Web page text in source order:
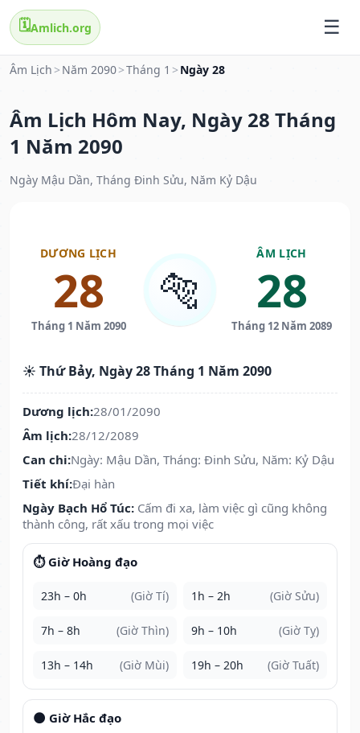
🗓️Amlich.org
Âm Lịch > Năm 2090>Tháng 1 > Ngày 28
Âm Lịch Hôm Nay, Ngày 28 Tháng
1 Năm 2090
Ngày Mậu Dần, Tháng Đinh Sửu, Năm Kỷ Dậu
DƯƠNG LỊCH
28
Tháng 1 Năm 2090
🐅
ÂM LỊCH
28
Tháng 12 Năm 2089
☀️ Thứ Bảy, Ngày 28 Tháng 1 Năm 2090
Dương lịch:28/01/2090
Âm lịch:28/12/2089
Can chi:Ngày: Mậu Dần, Tháng: Đinh Sửu, Năm: Kỷ Dậu
Tiết khí:Đại hàn
Ngày Bạch Hổ Túc: Cấm đi xa, làm việc gì cũng không
thành công, rất xấu trong mọi việc
⏱️ Giờ Hoàng đạo
23h – 0h (Giờ Tí) 1h – 2h (Giờ Sửu)
7h – 8h (Giờ Thìn) 9h – 10h (Giờ Tỵ)
13h – 14h (Giờ Mùi) 19h – 20h (Giờ Tuất)
🌑 Giờ Hắc đạo